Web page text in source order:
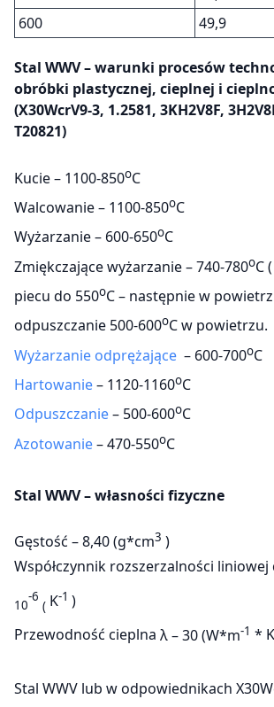
600
49,9
Stal WWV – warunki procesów
obróbki plastycznej, cieplnej i
(X30WcrV9-3, 1.2581, 3KH2V8F,
T20821)
Kucie – 1100-850oC
Walcowanie – 1100-850oC
Wyżarzanie – 600-650oC
Zmiękczające wyżarzanie – 740-780oC
piecu do 550oC – następnie w
odpuszczanie 500-600oC w powietrzu.
Wyżarzanie odprężające – 600-700oC
Hartowanie– 1120-1160oC
Odpuszczanie– 500-600oC
Azotowanie– 470-550oC
Stal WWV – własności fizyczne
Gęstość – 8,40 (g*cm3 )
Współczynnik rozszerzalności liniowej
10
-6
( K-1 )
Przewodność cieplna λ – 30 (W*m-1 * K
Stal WWV lub w odpowiednikach